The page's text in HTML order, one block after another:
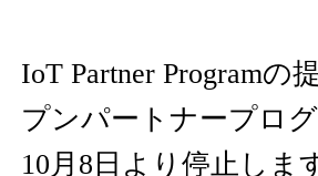
IoT Partner Program
プンパートナープロ
10月8日より停止しま